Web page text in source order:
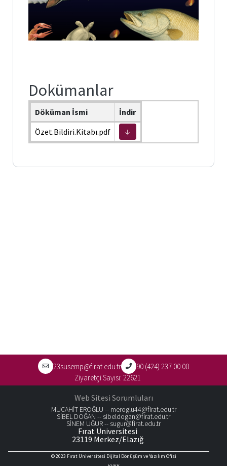
Dokümanlar
Döküman İsmi
İndir
Özet.Bildiri.Kitabı.pdf
23susemp@firat.edu.tr
90 (424) 237 00 00
Ziyaretçi Sayısı: 22621
Web Sitesi Sorumluları
MÜCAHİT EROĞLU -- meroglu44@firat.edu.tr
SİBEL DOĞAN -- sibeldogan@firat.edu.tr
SİNEM UĞUR -- sugur@firat.edu.tr
Fırat Üniversitesi
23119 Merkez/Elazığ
© 2023 Fırat Üniversitesi Dijital Dönüşüm ve Yazılım Ofisi